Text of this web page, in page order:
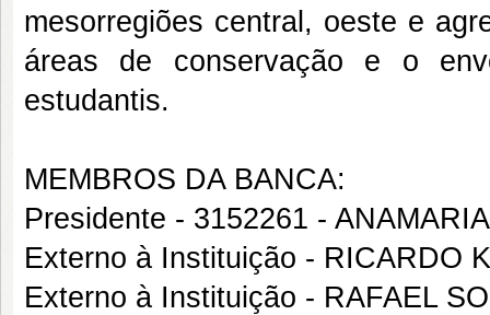
mesorregiões central, oeste e
áreas de conservação e o
estudantis.
MEMBROS DA BANCA:
Presidente - 3152261 -
Externo à Instituição - RICARDO
Externo à Instituição - RAFAEL